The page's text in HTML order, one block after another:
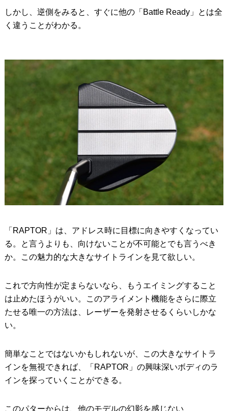
しかし、逆側をみると、すぐに他の「Battle Ready」とは全
く違うことがわかる。
「RAPTOR」は、アドレス時に目標に向きやすくなってい
る。と言うよりも、向けないことが不可能とでも言うべき
か。この魅力的な大きなサイトラインを見て欲しい。
これで方向性が定まらないなら、もうエイミングすること
は止めたほうがいい。このアライメント機能をさらに際立
たせる唯一の方法は、レーザーを発射させるくらいしかな
い。
簡単なことではないかもしれないが、この大きなサイトラ
インを無視できれば、「RAPTOR」の興味深いボディのラ
インを探っていくことができる。
このパターからは、他のモデルの幻影を感じない